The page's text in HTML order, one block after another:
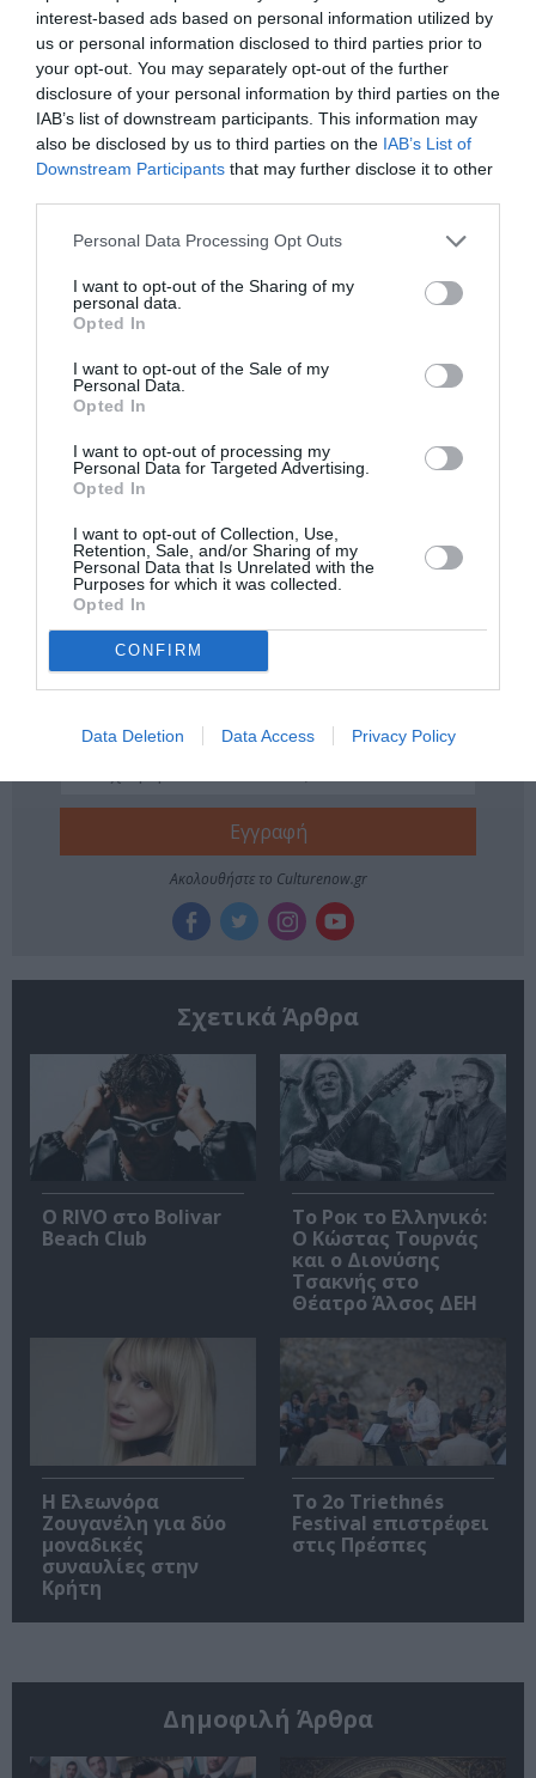
interest-based ads based on personal information utilized by
us or personal information disclosed to third parties prior to
your opt-out. You may separately opt-out of the further
disclosure of your personal information by third parties on the
IAB’s list of downstream participants. This information may
also be disclosed by us to third parties on the IAB’s List of
Downstream Participants that may further disclose it to other
Personal Data Processing Opt Outs
I want to opt-out of the Sharing of my
personal data.
Opted In
I want to opt-out of the Sale of my
Personal Data.
Opted In
I want to opt-out of processing my
Personal Data for Targeted Advertising.
Opted In
I want to opt-out of Collection, Use,
Retention, Sale, and/or Sharing of my
Personal Data that Is Unrelated with the
Purposes for which it was collected.
Opted In
CONFIRM
Data Deletion Data Access Privacy Policy
Eισιτήρια:
Προπώληση: 20€ | Θέσεις χωρίς πλάτη: 17€
(περιορισμένες) | Ταμείο: 23€
Πληροφορίες / Κρατήσεις:
Φ hill Sessions|goodheart.gr
Ακολουθήστε το Culturenow.gr στο Google News
Δείτε όλα τατελευταία νέα
Νέοι Διαγωνισμοί
Tags
ΚΑΛΟΚΑΙΡΙΝΕΣ ΣΥΝΑΥΛΙΕΣ
ΜΑΡΘΑ ΦΡΙΝΤΖΗΛΑ
ΜΟΥΣΙΚΑ ΦΕΣΤΙΒΑΛ
ΣΥΝΑΥΛΙΕΣ 2026
Newsletter
Κάθε βδομάδα στο e-mail σας τα τελευταία νέα για
την Τέχνη και τον Πολιτισμό!
Ακολουθήστε το Culturenow.gr
Σχετικά Άρθρα
Ο RIVO στο Bolivar
Beach Club
Το Ροκ το Ελληνικό:
Ο Κώστας Τουρνάς
και ο Διονύσης
Τσακνής στο
Θέατρο Άλσος ΔΕΗ
Η Ελεωνόρα
Ζουγανέλη για δύο
μοναδικές
συναυλίες στην
Κρήτη
Το 2ο Triethnés
Festival επιστρέφει
στις Πρέσπες
Δημοφιλή Άρθρα